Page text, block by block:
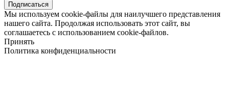
Подписаться
Мы используем cookie-файлы для наилучшего представления
нашего сайта. Продолжая использовать этот сайт, вы
соглашаетесь с использованием cookie-файлов.
Принять
Политика конфиденциальности